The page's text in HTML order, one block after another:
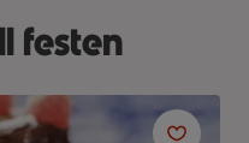
festen